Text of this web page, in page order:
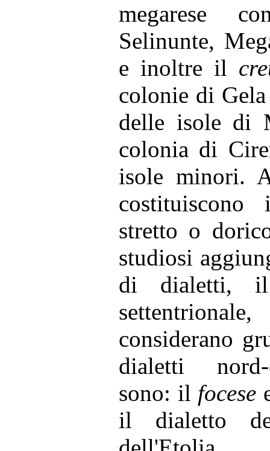
megarese
Selinunte,
e inoltre il
colonie di
delle isole di
colonia di
isole minori.
stretto o
studiosi
di dialetti, il
considerano
dialetti nord-
sono: il focese
il dialetto